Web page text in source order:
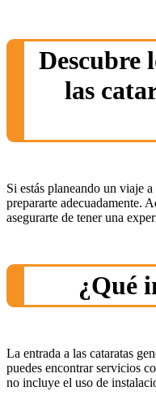
Descubre
las
Si estás planeando un viaje
prepararte adecuadamente.
asegurarte de tener una
¿Qué
La entrada a las cataratas
puedes encontrar servicios
no incluye el uso de